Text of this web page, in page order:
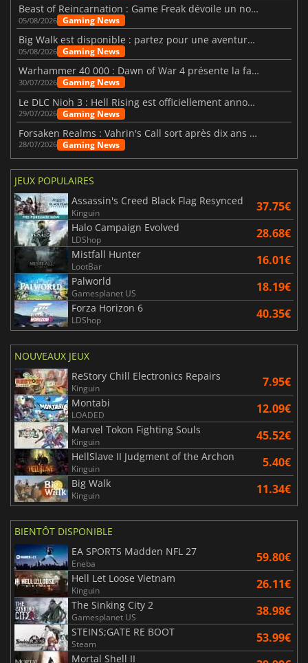
Beast of Reincarnation : Game Freak dévoile un nouveau pari
05/08/2026 Gaming News
Big Walk est disponible : partez pour une aventure entre amis
05/08/2026 Gaming News
Warhammer 40 000 : Dawn of War 4 présente la faction des Nécrons
30/07/2026 Gaming News
Le DLC Nioh 3 : Hell Rising est officiellement annoncé
29/07/2026 Gaming News
Forsaken Realms : Vahrin's Call sort après dix ans de développement
28/07/2026 Gaming News
JEUX POPULAIRES
Assassin's Creed Black Flag Resynced
Kinguin 37.75€
Halo Campaign Evolved
LDShop 28.68€
Mistfall Hunter
LootBar 16.01€
Palworld
Gamesplanet US 18.19€
Forza Horizon 6
LDShop 40.35€
NOUVEAUX JEUX
ReStory Chill Electronics Repairs
Kinguin 7.95€
Montabi
LOADED 12.09€
Marvel Tokon Fighting Souls
Kinguin 45.52€
HellSlave II Judgment of the Archon
Kinguin 5.40€
Big Walk
Kinguin 11.34€
BIENTÔT DISPONIBLE
EA SPORTS Madden NFL 27
Eneba 59.80€
Hell Let Loose Vietnam
Kinguin 26.11€
The Sinking City 2
Gamesplanet US 38.98€
STEINS;GATE RE BOOT
Steam 53.99€
Mortal Shell II